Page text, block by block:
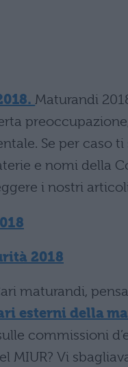
Maturandi
Se per caso
e nomi della
i nostri
2018
maturandi,
esterni della
commissioni
MIUR? Vi